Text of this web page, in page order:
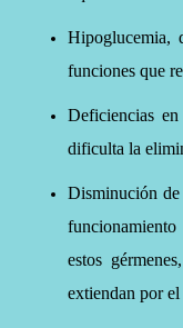
Hipoglucemia,
funciones que
Deficiencias
dificulta la
Disminución
estos
extiendan por